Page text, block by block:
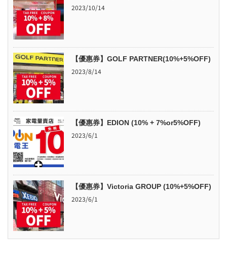
2023/10/14
【優惠券】GOLF PARTNER(10%+5%OFF)
2023/8/14
【優惠券】EDION (10% + 7%or5%OFF)
2023/6/1
【優惠券】Victoria GROUP (10%+5%OFF)
2023/6/1